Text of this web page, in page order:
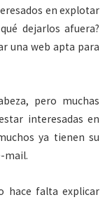
en explotar
dejarlos afuera?
una web apta para
pero muchas
interesadas en
ya tienen su
mail.
hace falta explicar